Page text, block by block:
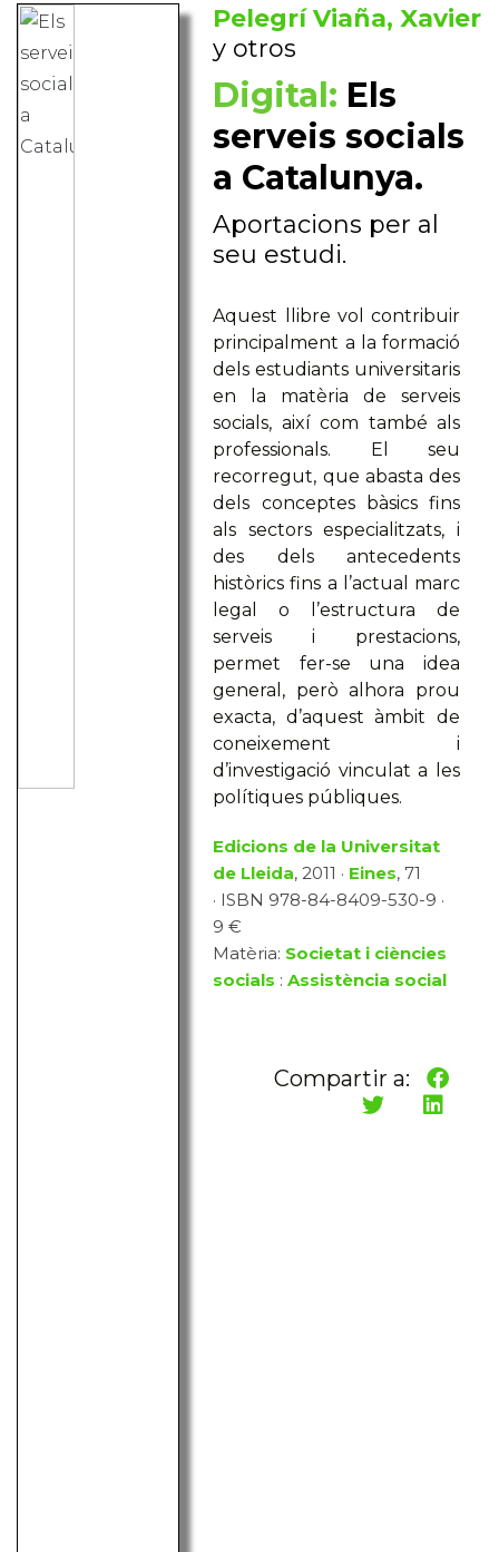
Pelegrí Viaña, Xavier
y otros
Digital: Els
serveis socials
a Catalunya.
Aportacions per al
seu estudi.
Aquest llibre vol contribuir
principalment a la formació
dels estudiants universitaris
en la matèria de serveis
socials, així com també als
professionals. El seu
recorregut, que abasta des
dels conceptes bàsics fins
als sectors especialitzats, i
des dels antecedents
històrics fins a l’actual marc
legal o l’estructura de
serveis i prestacions,
permet fer-se una idea
general, però alhora prou
exacta, d’aquest àmbit de
coneixement i
d’investigació vinculat a les
polítiques públiques.
Edicions de la Universitat
de Lleida, 2011 · Eines, 71
· ISBN 978-84-8409-530-9 ·
9 €
Matèria: Societat i ciències
socials :Assistència social
Compartir a: